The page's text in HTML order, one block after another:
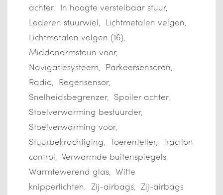
achter
In hoogte verstelbaar stuur
Lederen stuurwiel
Lichtmetalen velgen
Lichtmetalen velgen (16)
Middenarmsteun voor
Navigatiesysteem
Parkeersensoren
Radio
Regensensor
Snelheidsbegrenzer
Spoiler achter
Stoelverwarming bestuurder
Stoelverwarming voor
Stuurbekrachtiging
Toerenteller
Traction
control Verwarmde buitenspiegels
Warmtewerend glas Witte
knipperlichten
Zij-airbags
Zij-airbags